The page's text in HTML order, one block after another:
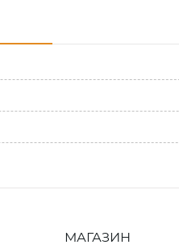
МАГАЗИН